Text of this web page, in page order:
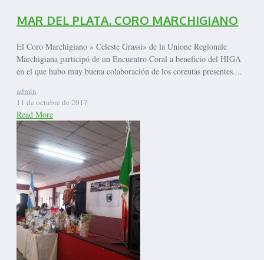
MAR DEL PLATA. CORO MARCHIGIANO
El Coro Marchigiano » Celeste Grassi» de la Unione Regionale
Marchigiana participó de un Encuentro Coral a beneficio del HIGA
en el que hubo muy buena colaboración de los coreutas presentes....
admin
11 de octubre de 2017
Read More